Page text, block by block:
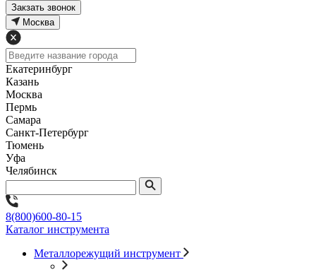
Закзать звонок
Москва
Екатеринбург
Казань
Москва
Пермь
Самара
Санкт-Петербург
Тюмень
Уфа
Челябинск
8(800)600-80-15
Каталог инструмента
Металлорежущий инструмент